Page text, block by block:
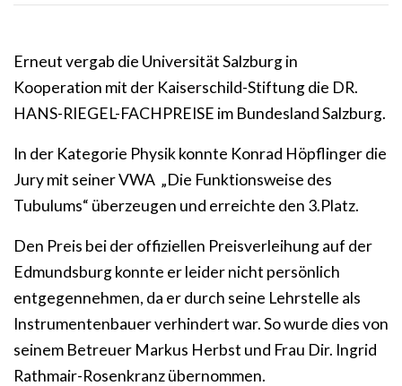
Erneut vergab die Universität Salzburg in
Kooperation mit der Kaiserschild-Stiftung die DR.
HANS-RIEGEL-FACHPREISE im Bundesland Salzburg.
In der Kategorie Physik konnte Konrad Höpflinger die
Jury mit seiner VWA „Die Funktionsweise des
Tubulums“ überzeugen und erreichte den 3.Platz.
Den Preis bei der offiziellen Preisverleihung auf der
Edmundsburg konnte er leider nicht persönlich
entgegennehmen, da er durch seine Lehrstelle als
Instrumentenbauer verhindert war. So wurde dies von
seinem Betreuer Markus Herbst und Frau Dir. Ingrid
Rathmair-Rosenkranz übernommen.